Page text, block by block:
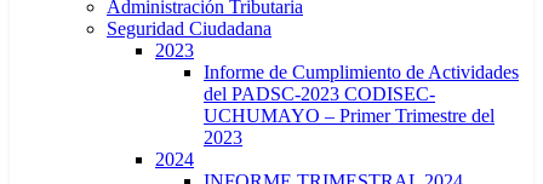
Administración Tributaria
Seguridad Ciudadana
2023
Informe de Cumplimiento de Actividades
del PADSC-2023 CODISEC-
UCHUMAYO – Primer Trimestre del
2023
2024